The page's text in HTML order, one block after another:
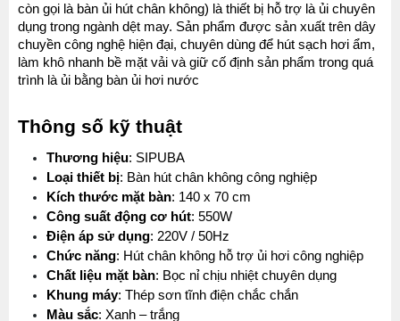
còn gọi là bàn ủi hút chân không) là thiết bị hỗ trợ là ủi chuyên
dụng trong ngành dệt may. Sản phẩm được sản xuất trên dây
chuyền công nghệ hiện đại, chuyên dùng để hút sạch hơi ẩm,
làm khô nhanh bề mặt vải và giữ cố định sản phẩm trong quá
trình là ủi bằng bàn ủi hơi nước
Thông số kỹ thuật
Thương hiệu: SIPUBA
Loại thiết bị: Bàn hút chân không công nghiệp
Kích thước mặt bàn: 140 x 70 cm
Công suất động cơ hút: 550W
Điện áp sử dụng: 220V / 50Hz
Chức năng: Hút chân không hỗ trợ ủi hơi công nghiệp
Chất liệu mặt bàn: Bọc nỉ chịu nhiệt chuyên dụng
Khung máy: Thép sơn tĩnh điện chắc chắn
Màu sắc: Xanh – trắng